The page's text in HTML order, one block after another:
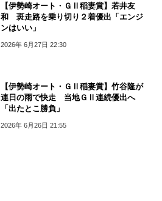
【伊勢崎オート・ＧⅡ稲妻賞】若井友
和 斑走路を乗り切り２着優出「エンジ
ンはいい」
2026年 6月27日 22:30
【伊勢崎オート・ＧⅡ稲妻賞】竹谷隆が
連日の雨で快走 当地ＧⅡ連続優出へ
「出たとこ勝負」
2026年 6月26日 21:55